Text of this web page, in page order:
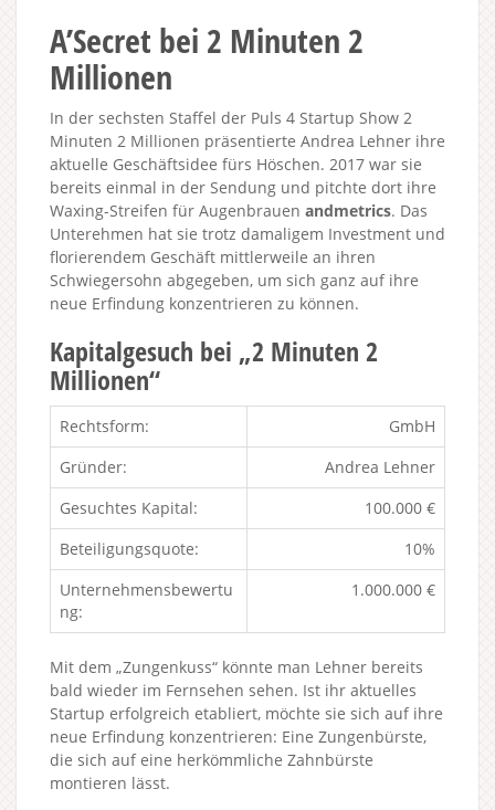
A’Secret bei 2 Minuten 2
Millionen
In der sechsten Staffel der Puls 4 Startup Show 2
Minuten 2 Millionen präsentierte Andrea Lehner ihre
aktuelle Geschäftsidee fürs Höschen. 2017 war sie
bereits einmal in der Sendung und pitchte dort ihre
Waxing-Streifen für Augenbrauen andmetrics. Das
Unterehmen hat sie trotz damaligem Investment und
florierendem Geschäft mittlerweile an ihren
Schwiegersohn abgegeben, um sich ganz auf ihre
neue Erfindung konzentrieren zu können.
Kapitalgesuch bei „2 Minuten 2
Millionen“
Rechtsform:
GmbH
Gründer:
Andrea Lehner
Gesuchtes Kapital:
100.000 €
Beteiligungsquote:
10%
Unternehmensbewertu
ng:
1.000.000 €
Mit dem „Zungenkuss“ könnte man Lehner bereits
bald wieder im Fernsehen sehen. Ist ihr aktuelles
Startup erfolgreich etabliert, möchte sie sich auf ihre
neue Erfindung konzentrieren: Eine Zungenbürste,
die sich auf eine herkömmliche Zahnbürste
montieren lässt.